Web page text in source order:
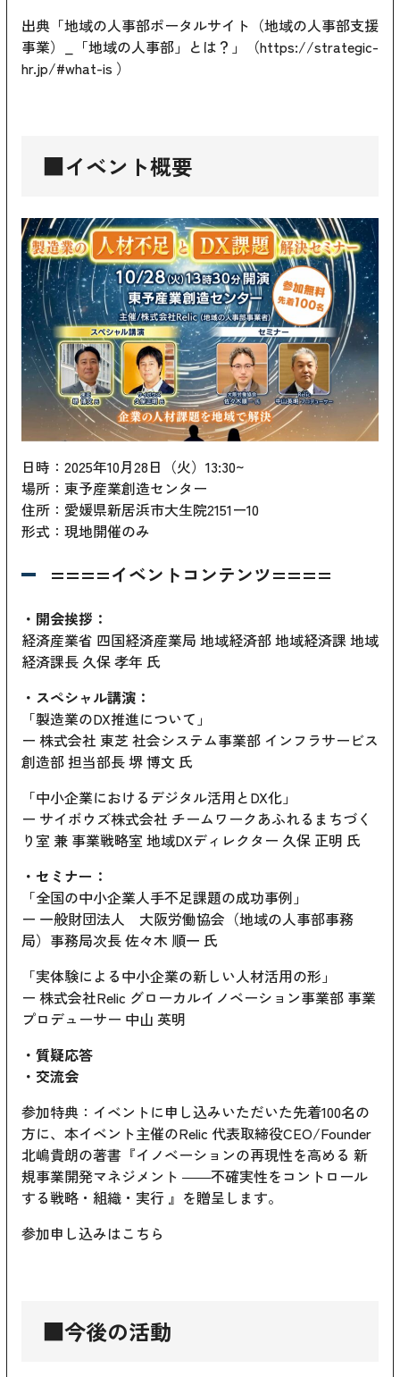
出典「地域の人事部ポータルサイト（地域の人事部支援
事業）_「地域の人事部」とは？」（https://strategic-
hr.jp/#what-is ）
■イベント概要
日時：2025年10月28日（火）13:30~
場所：東予産業創造センター
住所：愛媛県新居浜市大生院2151ー10
形式：現地開催のみ
====イベントコンテンツ====
・開会挨拶：
経済産業省 四国経済産業局 地域経済部 地域経済課 地域
経済課長 久保 孝年 氏
・スペシャル講演：
「製造業のDX推進について」
ー 株式会社 東芝 社会システム事業部 インフラサービス
創造部 担当部長 堺 博文 氏
「中小企業におけるデジタル活用とDX化」
ー サイボウズ株式会社 チームワークあふれるまちづく
り室 兼 事業戦略室 地域DXディレクター 久保 正明 氏
・セミナー：
「全国の中小企業人手不足課題の成功事例」
ー 一般財団法人 大阪労働協会（地域の人事部事務
局）事務局次長 佐々木 順一 氏
「実体験による中小企業の新しい人材活用の形」
ー 株式会社Relic グローカルイノベーション事業部 事業
プロデューサー 中山 英明
・質疑応答
・交流会
参加特典：イベントに申し込みいただいた先着100名の
方に、本イベント主催のRelic 代表取締役CEO/Founder
北嶋貴朗の著書『イノベーションの再現性を高める 新
規事業開発マネジメント ――不確実性をコントロール
する戦略・組織・実行 』を贈呈します。
参加申し込みはこちら
■今後の活動